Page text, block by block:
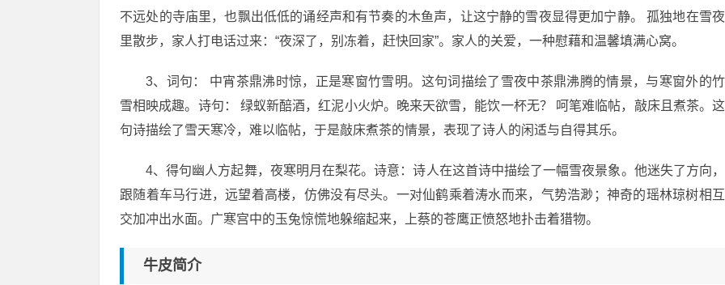
不远处的寺庙里，也飘出低低的诵经声和有节奏的木鱼声，让这宁静的雪夜显得更加宁静。 孤独地在雪夜
里散步，家人打电话过来：“夜深了，别冻着，赶快回家”。家人的关爱，一种慰藉和温馨填满心窝。
3、词句： 中宵茶鼎沸时惊，正是寒窗竹雪明。这句词描绘了雪夜中茶鼎沸腾的情景，与寒窗外的竹
雪相映成趣。诗句： 绿蚁新醅酒，红泥小火炉。晚来天欲雪，能饮一杯无？ 呵笔难临帖，敲床且煮茶。这
句诗描绘了雪天寒冷，难以临帖，于是敲床煮茶的情景，表现了诗人的闲适与自得其乐。
4、得句幽人方起舞，夜寒明月在梨花。诗意：诗人在这首诗中描绘了一幅雪夜景象。他迷失了方向，
跟随着车马行进，远望着高楼，仿佛没有尽头。一对仙鹤乘着涛水而来，气势浩渺；神奇的瑶林琼树相互
交加冲出水面。广寒宫中的玉兔惊慌地躲缩起来，上蔡的苍鹰正愤怒地扑击着猎物。
牛皮简介